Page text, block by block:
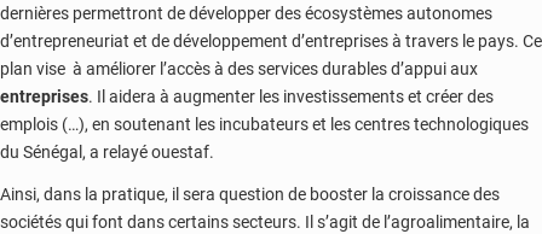
dernières permettront de développer des écosystèmes autonomes
d’entrepreneuriat et de développement d’entreprises à travers le pays. Ce
plan vise à améliorer l’accès à des services durables d’appui aux
entreprises. Il aidera à augmenter les investissements et créer des
emplois (…), en soutenant les incubateurs et les centres technologiques
du Sénégal, a relayé ouestaf.
Ainsi, dans la pratique, il sera question de booster la croissance des
sociétés qui font dans certains secteurs. Il s’agit de l’agroalimentaire, la